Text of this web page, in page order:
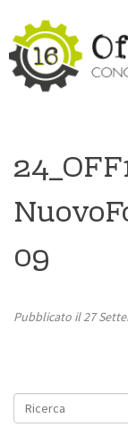
09
Pubblicato il27